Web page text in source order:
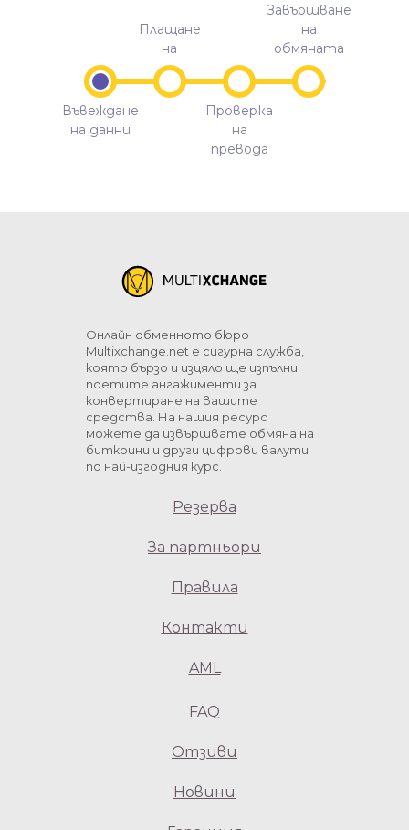
Въвеждане
на данни
Плащане
на
Проверка
на
превода
Завършване
на
обмяната
Онлайн обменното бюро
Multixchange.net е сигурна служба,
която бързо и изцяло ще изпълни
поетите ангажименти за
конвертиране на вашите
средства. На нашия ресурс
можете да извършвате обмяна на
биткоини и други цифрови валути
по най-изгодния курс.
Резерва
За партньори
Правила
Контакти
AML
FAQ
Отзиви
Новини